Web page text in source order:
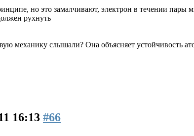
но это замалчивают, электрон в течении
рухнуть
механику слышали? Она объясняет устойчивость
16:13 #66